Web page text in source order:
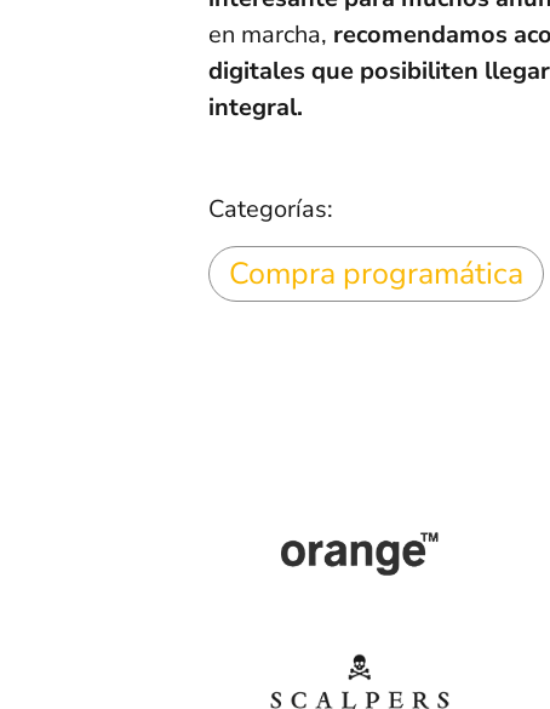
en marcha, recomendamos
digitales que posibiliten
integral.
Categorías:
Compra programática